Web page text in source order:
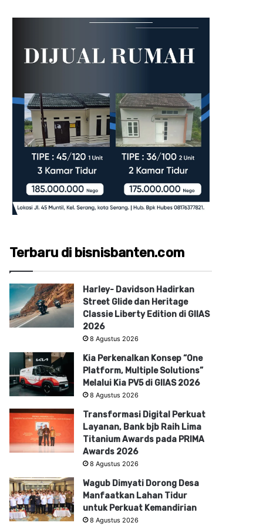
Terbaru di bisnisbanten.com
Harley- Davidson Hadirkan
Street Glide dan Heritage
Classie Liberty Edition di GIIAS
2026
8 Agustus 2026
Kia Perkenalkan Konsep “One
Platform, Multiple Solutions”
Melalui Kia PV5 di GIIAS 2026
8 Agustus 2026
Transformasi Digital Perkuat
Layanan, Bank bjb Raih Lima
Titanium Awards pada PRIMA
Awards 2026
8 Agustus 2026
Wagub Dimyati Dorong Desa
Manfaatkan Lahan Tidur
untuk Perkuat Kemandirian
8 Agustus 2026